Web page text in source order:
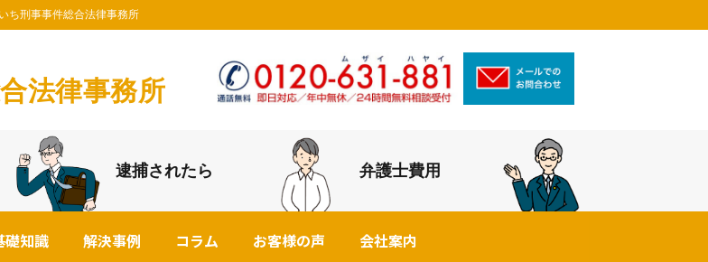
ち刑事事件総合法律事務所
法律事務所
逮捕されたら 弁護士費用
礎知識 解決事例 コラム お客様の声 会社案内